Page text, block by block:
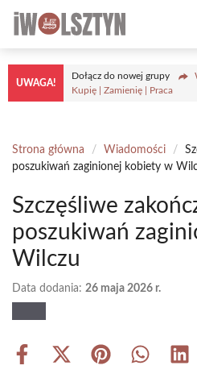
Przejdź
treści
UWAGA!
Dołącz do nowej grupy
Kupię | Zamienię | Praca
Strona główna / Wiadomości /
poszukiwań zaginionej kobiety w
Szczęśliwe
poszukiwań
Wilczu
Data dodania: 26 maja 2026 r.
Share
Share Share Share